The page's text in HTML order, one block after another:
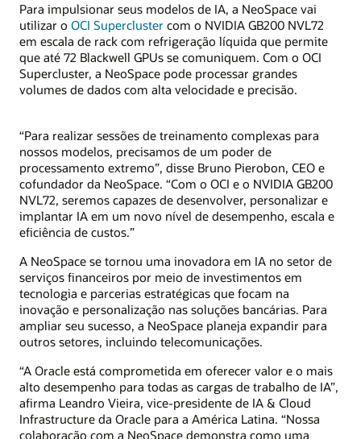
Para impulsionar seus modelos de IA, a NeoSpace vai
utilizar o OCI Supercluster com o NVIDIA GB200 NVL72
em escala de rack com refrigeração líquida que permite
que até 72 Blackwell GPUs se comuniquem. Com o OCI
Supercluster, a NeoSpace pode processar grandes
volumes de dados com alta velocidade e precisão.
“Para realizar sessões de treinamento complexas para
nossos modelos, precisamos de um poder de
processamento extremo”, disse Bruno Pierobon, CEO e
cofundador da NeoSpace. “Com o OCI e o NVIDIA GB200
NVL72, seremos capazes de desenvolver, personalizar e
implantar IA em um novo nível de desempenho, escala e
eficiência de custos.”
A NeoSpace se tornou uma inovadora em IA no setor de
serviços financeiros por meio de investimentos em
tecnologia e parcerias estratégicas que focam na
inovação e personalização nas soluções bancárias. Para
ampliar seu sucesso, a NeoSpace planeja expandir para
outros setores, incluindo telecomunicações.
“A Oracle está comprometida em oferecer valor e o mais
alto desempenho para todas as cargas de trabalho de IA”,
afirma Leandro Vieira, vice-presidente de IA & Cloud
Infrastructure da Oracle para a América Latina. “Nossa
colaboração com a NeoSpace demonstra como uma